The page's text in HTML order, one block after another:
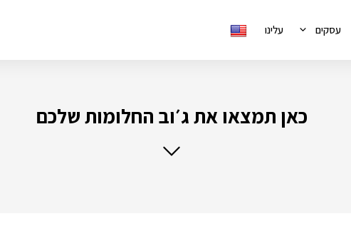
עסקים עלינו
כאן תמצאו את ג׳וב החלומות שלכם